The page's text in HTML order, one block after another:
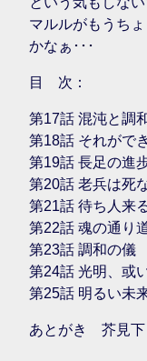
マルルがもうち
かなぁ･･･
目 次：
第17話 混沌と調
第18話 それがで
第19話 長足の進
第20話 老兵は死
第21話 待ち人来
第22話 魂の通り
第23話 調和の儀
第24話 光明、或
第25話 明るい未
あとがき 芥見下